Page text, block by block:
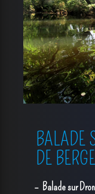
BALADE
DE
Balade sur